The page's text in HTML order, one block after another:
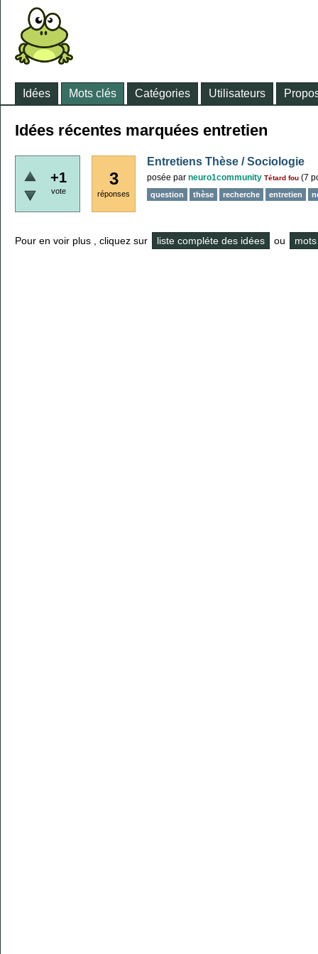
Idées Mots clés Catégories Utilisateurs
Idées récentes marquées entretien
+1
vote
3
réponses
Entretiens Thèse / Sociologie
posée par neuro1community Tétard fou (7
question thèse recherche entretien
Pour en voir plus , cliquez sur liste compléte des idées ou